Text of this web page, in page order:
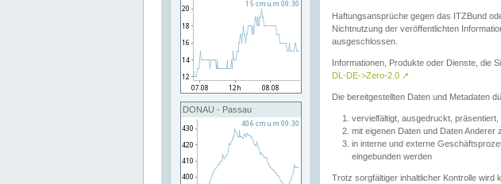
DONAU - Passau
Haftungsansprüche gegen das ITZBund
Nichtnutzung der veröffentlichten
ausgeschlossen.
Informationen, Produkte oder Dienste, die
DL-DE->Zero-2.0 ↗
Die bereitgestellten Daten und Metadaten
vervielfältigt, ausgedruckt,
mit eigenen Daten und Daten
in interne und externe
eingebunden werden
Trotz sorgfältiger inhaltlicher Kontrolle wird